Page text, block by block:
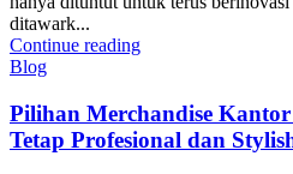
ditawark...
Continue reading
Blog
Pilihan Merchandise
Tetap Profesional dan